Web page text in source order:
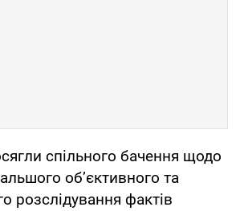
спільного бачення щодо
об’єктивного та
розслідування фактів